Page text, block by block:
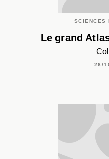
SCIENCES
Le grand
26/